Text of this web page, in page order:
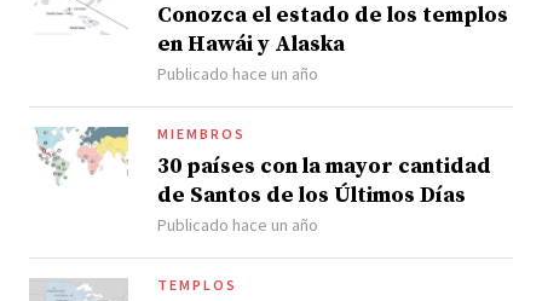
Conozca el estado de los templos
en Hawái y Alaska
Publicado hace un año
MIEMBROS
30 países con la mayor cantidad
de Santos de los Últimos Días
Publicado hace un año
TEMPLOS